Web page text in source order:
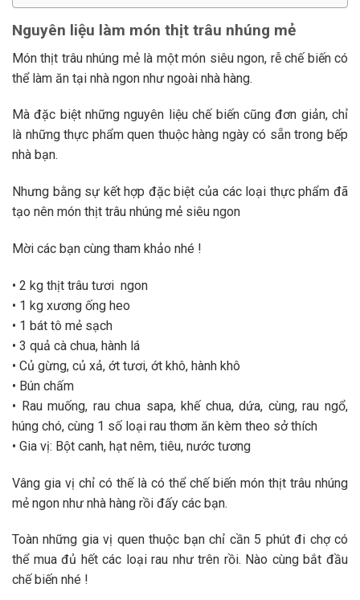
Nguyên liệu làm món thịt trâu nhúng mẻ
Món thịt trâu nhúng mẻ là một món siêu ngon, rễ chế biến có
thể làm ăn tại nhà ngon như ngoài nhà hàng.
Mà đặc biệt những nguyên liệu chế biến cũng đơn giản, chỉ
là những thực phẩm quen thuộc hàng ngày có sẵn trong bếp
nhà bạn.
Nhưng bằng sự kết hợp đặc biệt của các loại thực phẩm đã
tạo nên món thịt trâu nhúng mẻ siêu ngon
Mời các bạn cùng tham khảo nhé !
• 2 kg thịt trâu tươi ngon
• 1 kg xương ống heo
• 1 bát tô mẻ sạch
• 3 quả cà chua, hành lá
• Củ gừng, củ xả, ớt tươi, ớt khô, hành khô
• Bún chấm
• Rau muống, rau chua sapa, khế chua, dứa, cùng, rau ngổ,
húng chó, cùng 1 số loại rau thơm ăn kèm theo sở thích
• Gia vị: Bột canh, hạt nêm, tiêu, nước tương
Vâng gia vị chỉ có thế là có thể chế biến món thịt trâu nhúng
mẻ ngon như nhà hàng rồi đấy các bạn.
Toàn những gia vị quen thuộc bạn chỉ cần 5 phút đi chợ có
thể mua đủ hết các loại rau như trên rồi. Nào cùng bắt đầu
chế biến nhé !